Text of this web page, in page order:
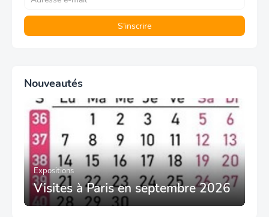
Nouveautés
Expositions
Visites à Paris en septembre 2026